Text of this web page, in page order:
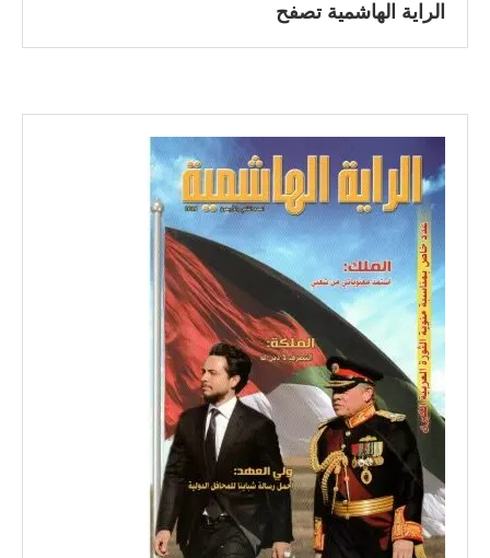
الراية الهاشمية تصفح